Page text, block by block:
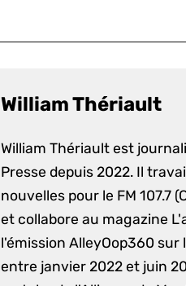
William Thériault
William Thériault est
Presse depuis 2022. Il
nouvelles pour le FM 107.7
et collabore au magazine
l'émission AlleyOop360 sur
entre janvier 2022 et juin